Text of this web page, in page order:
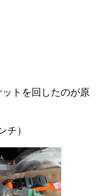
ットを回したのが原
チ）